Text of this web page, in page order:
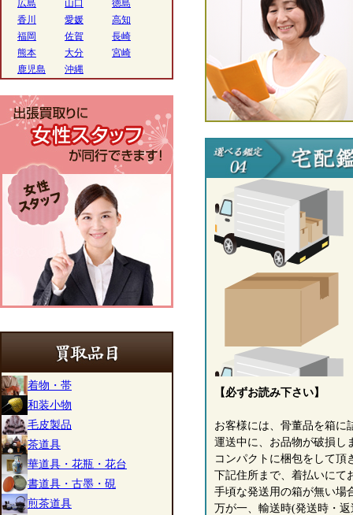
広島
山口
徳島
香川
愛媛
高知
福岡
佐賀
長崎
熊本
大分
宮崎
鹿児島
沖縄
着物・帯
和装小物
毛皮製品
茶道具
華道具・花瓶・花台
書道具・古墨・硯
煎茶道具
【必ずお読み下さい】
お客様には、骨董品を箱に
運送中に、お品物が破損し
コンパクトに梱包をして頂
下記住所まで、着払いにて
手頃な発送用の箱が無い場
万が一、輸送時(発送時・